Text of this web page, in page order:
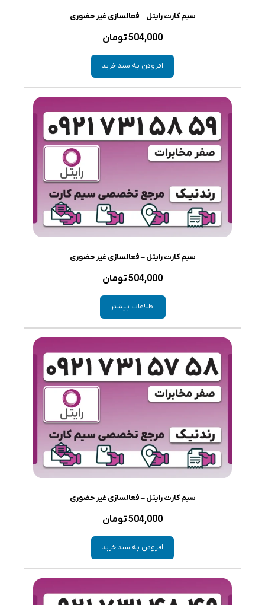
سیم کارت رایتل – فعالسازی غیر حضوری
504,000تومان
افزودن به سبد خرید
سیم کارت رایتل – فعالسازی غیر حضوری
504,000تومان
اطلاعات بیشتر
سیم کارت رایتل – فعالسازی غیر حضوری
504,000تومان
افزودن به سبد خرید